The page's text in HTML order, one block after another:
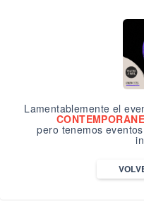
Lamentablemente el
pero tenemos